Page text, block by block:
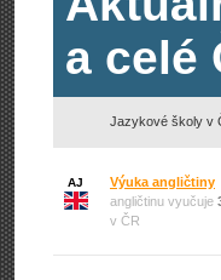
a celé
Jazykové školy v
AJ
Výuka angličtiny
angličtinu vyučuje
v ČR